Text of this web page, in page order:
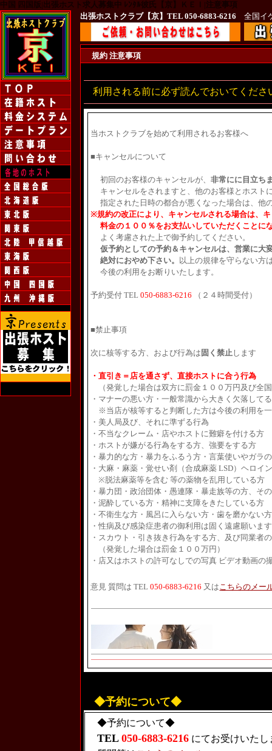
中国 四国版|出張ホスト求人募集中 ﾚﾝﾀﾙ彼氏【京】ＫＥＩ|注意事項
出張ホストクラブ【京】 TEL 050-6883-6216 全国イ
規約 注意事項
利用される前に必ず読んでおいてくださ
当ホストクラブを始めて利用されるお客様へ
■キャンセルについて
初回のお客様のキャンセルが、非常にに目立ち
キャンセルをされますと、他のお客様とホスト
指定された日時の都合が悪くなった場合は、他
※規約の改正により、キャンセルされる場合は、
料金の１００％をお支払いしていただくことに
よく考慮された上で御予約してください。
仮予約としての予約＆キャンセルは、営業に大
絶対におやめ下さい。 以上の規律を守らない方
今後の利用をお断りいたします。
予約受付TEL 050-6883-6216 （２４時間受付）
■禁止事項
次に核等する方、および行為は 固く禁止 します
・直引き＝店を通さず、直接ホストに合う行為
（発覚した場合は双方に罰金１００万円及び全
・マナーの悪い方・一般常識から大きく欠落して
※当店が核等すると判断した方は今後の利用を
・美人局及び、それに準ずる行為
・不当なクレーム・店やホストに難癖を付ける方
・ホストが嫌がる行為をする方、強要をする方
・暴力的な方・暴力をふるう方・言葉使いやガラ
・大麻・麻薬・覚せい剤（合成麻薬 LSD）ヘロイ
※脱法麻薬等を含む 等の薬物を乱用している方
・暴力団・政治団体・愚連隊・暴走族等の方、そ
・泥酔している方・精神に支障をきたしている方
・不衛生な方・風呂に入らない方・歯を磨かない方
・性病及び感染症患者の御利用は固く遠慮願いま
・スカウト・引き抜き行為をする方、及び同業者
（発覚した場合は罰金１００万円）
・店又はホストの許可なしでの写真 ビデオ動画の
意見 質問は TEL050-6883-6216 又はこちらのメー
◆予約について◆
◆予約について◆
TEL050-6883-6216 にてお受けいたし